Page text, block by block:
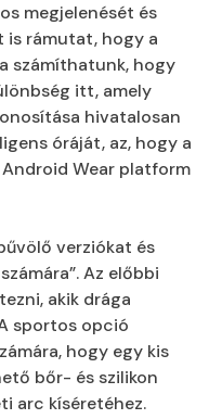
megjelenését és
is rámutat, hogy a
számíthatunk, hogy
itt, amely
hivatalosan
óráját, az, hogy a
Wear platform
verziókat és
Az előbbi
akik drága
sportos opció
hogy egy kis
bőr- és szilikon
arc kíséretéhez.